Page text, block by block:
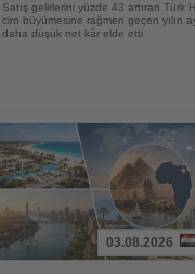
Satış gelirlerini yüzde 43 artıran Türk
ciro büyümesine rağmen geçen yılın
daha düşük net kâr elde etti
03.08.2026